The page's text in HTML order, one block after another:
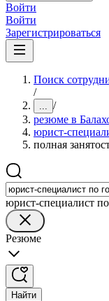
Войти
Войти
Зарегистрироваться
Поиск
/
... /
резюме в
юрист-
полная
юрист-специалист
Резюме
Найти